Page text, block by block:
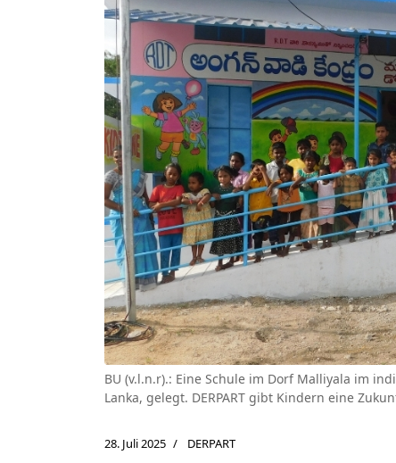
BU (v.l.n.r).: Eine Schule im Dorf Malliyala im
Lanka, gelegt. DERPART gibt Kindern eine
28. Juli 2025 DERPART